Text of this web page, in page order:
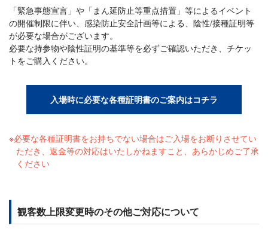
「緊急事態宣言」や「まん延防止等重点措置」等によるイベント
の開催制限に伴い、感染防止安全計画等による、陰性/接種証明等
が必要な場合がございます。
必要な持参物や陰性証明の基準等を必ずご確認いただき、チケッ
トをご購入ください。
入場時に必要な各種証明書のご案内はコチラ
必要な各種証明書をお持ちでない場合はご入場をお断りさせてい
ただき、返金等の対応はいたしかねますこと、あらかじめご了承
ください
観客数上限変更時のその他ご対応について